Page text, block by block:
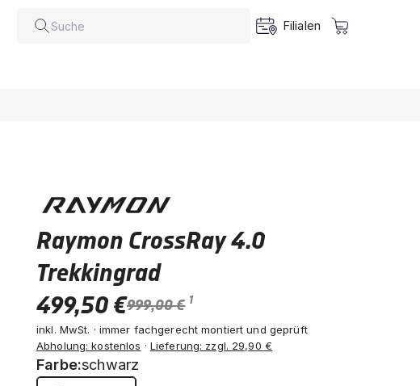
Filialen
Raymon CrossRay 4.0
Trekkingrad
499,50 €999,00 € 1
inkl. MwSt. · immer fachgerecht montiert und geprüft
Abholung: kostenlos · Lieferung: zzgl. 29,90 €
Farbe:schwarz